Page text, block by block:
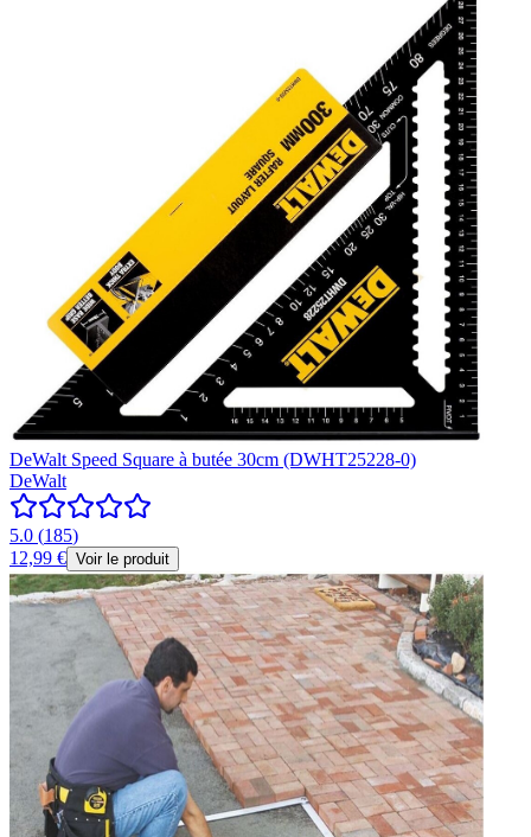
DeWalt Speed Square à butée 30cm (DWHT25228-0)
DeWalt
5.0 (185)
12,99 € Voir le produit